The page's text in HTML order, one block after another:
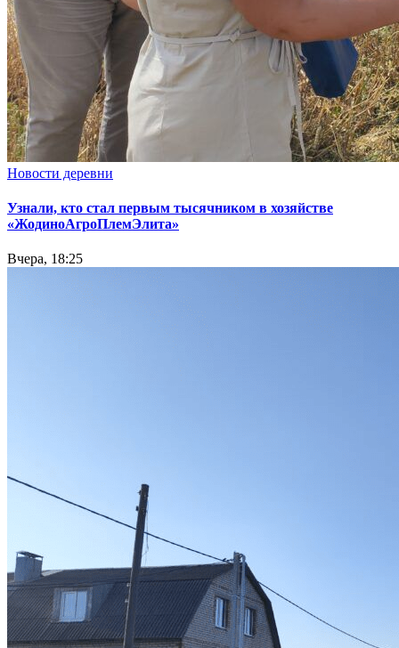
Новости деревни
Узнали, кто стал первым тысячником в хозяйстве
«ЖодиноАгроПлемЭлита»
Вчера, 18:25